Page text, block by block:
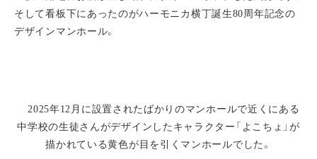
そして看板下にあったのがハーモニカ横丁誕生80周年記念の
デザインマンホール。
2025年12月に設置されたばかりのマンホールで近くにある
中学校の生徒さんがデザインしたキャラクター「よこちょ」が
描かれている黄色が目を引くマンホールでした。